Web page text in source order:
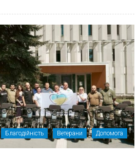
Благодійність Ветерани Допомога